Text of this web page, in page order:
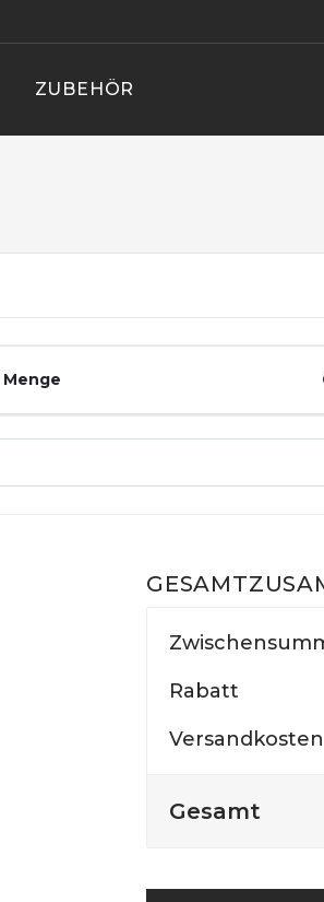
ZUBEHÖR
Menge
Rabatt
Versandkosten
Gesamt